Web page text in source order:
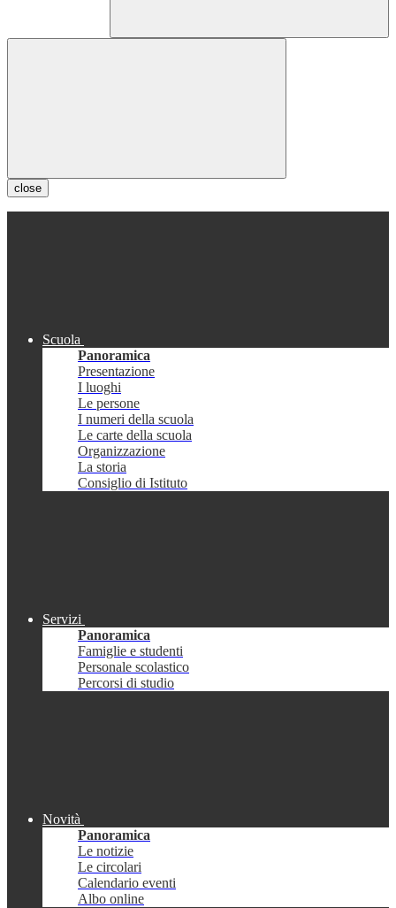
close
Scuola
Panoramica
Presentazione
I luoghi
Le persone
I numeri della scuola
Le carte della scuola
Organizzazione
La storia
Consiglio di Istituto
Servizi
Panoramica
Famiglie e studenti
Personale scolastico
Percorsi di studio
Novità
Panoramica
Le notizie
Le circolari
Calendario eventi
Albo online